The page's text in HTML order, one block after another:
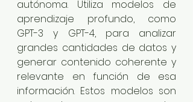
autónoma. Utiliza modelos de
aprendizaje profundo, como
GPT-3 y GPT-4, para analizar
grandes cantidades de datos y
generar contenido coherente y
relevante en función de esa
información. Estos modelos son